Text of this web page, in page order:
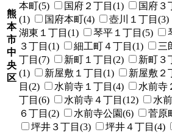
熊
本
市
中
央
区
本町(5)
国府２丁目(1) 国府３
(1)
国府本町(4) 壺川１丁目(3)
湖東１丁目(1)
琴平１丁目(5)
３丁目(1)
細工町４丁目(1) 三
丁目(7)
新町１丁目(2) 新町３
(1)
新屋敷１丁目(1) 新屋敷２
目(2)
水前寺１丁目(4) 水前寺
丁目(6)
水前寺４丁目(12) 水
６丁目(2)
水前寺公園(6) 菅原
坪井３丁目(3)
坪井４丁目(4)